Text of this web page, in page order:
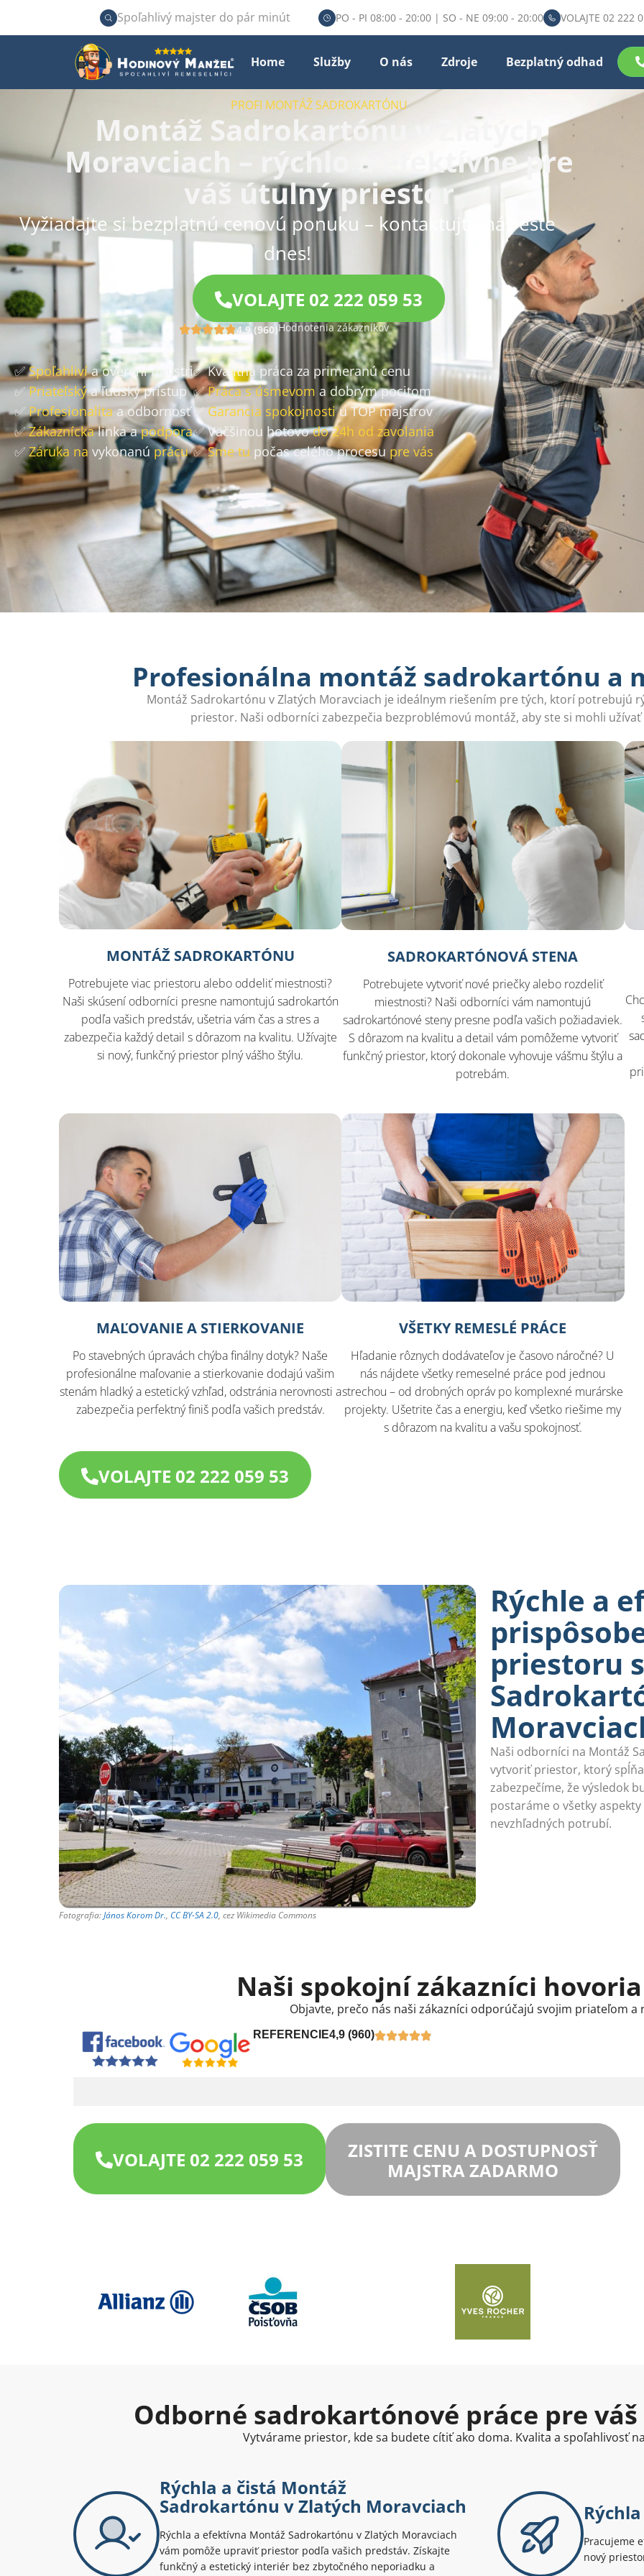
Spoľahlivý majster do pár minút PO - PI 08:00 - 20:00 | SO - NE 09:00 - 20:00 VOLAJTE 02 222
Home Služby O nás Zdroje Bezplatný odhad
PROFI MONTÁŽ SADROKARTÓNU
Montáž Sadrokartónu v Zlatých
Moravciach – rýchlo a efektívne pre
váš útulný priestor
Vyžiadajte si bezplatnú cenovú ponuku – kontaktujte nás ešte
dnes!
VOLAJTE 02 222 059 53
4.9 (960)Hodnotenia zákazníkov
✅Spoľahlivía overení majstri
✅Priateľskýa ľudský prístup
✅Profesionalita a odbornosť
✅Zákazníckalinka apodpora
✅Záruka na vykonanúprácu
✅ Kvalitná práca za primeranú cenu
✅Práca s úsmevom a dobrým pocitom
✅Garancia spokojnostiu TOP majstrov
✅ Väčšinou hotovodo 24h od zavolania
✅Sme tu počas celého procesu pre vás
Profesionálna montáž sadrokartónu a
Montáž Sadrokartónu v Zlatých Moravciach je ideálnym riešením pre tých, ktorí potrebujú
priestor. Naši odborníci zabezpečia bezproblémovú montáž, aby ste si mohli
MONTÁŽ SADROKARTÓNU
Potrebujete viac priestoru alebo oddeliť miestnosti?
Naši skúsení odborníci presne namontujú sadrokartón
podľa vašich predstáv, ušetria vám čas a stres a
zabezpečia každý detail s dôrazom na kvalitu. Užívajte
si nový, funkčný priestor plný vášho štýlu.
SADROKARTÓNOVÁ STENA
Potrebujete vytvoriť nové priečky alebo rozdeliť
miestnosti? Naši odborníci vám namontujú
sadrokartónové steny presne podľa vašich požiadaviek.
S dôrazom na kvalitu a detail vám pomôžeme vytvoriť
funkčný priestor, ktorý dokonale vyhovuje vášmu štýlu a
potrebám.
MAĽOVANIE A STIERKOVANIE
Po stavebných úpravách chýba finálny dotyk? Naše
profesionálne maľovanie a stierkovanie dodajú vašim
stenám hladký a estetický vzhľad, odstránia nerovnosti a
zabezpečia perfektný finiš podľa vašich predstáv.
VŠETKY REMESLÉ PRÁCE
Hľadanie rôznych dodávateľov je časovo náročné? U
nás nájdete všetky remeselné práce pod jednou
strechou – od drobných opráv po komplexné murárske
projekty. Ušetrite čas a energiu, keď všetko riešime my
s dôrazom na kvalitu a vašu spokojnosť.
VOLAJTE 02 222 059 53
Fotografia:János Korom Dr., CC BY-SA 2.0, cez Wikimedia Commons
Rýchle a
priestoru
Naši odborníci na Montáž
vytvoriť priestor, ktorý
zabezpečíme, že výsledok
postaráme o všetky
nevzhľadných potrubí.
Naši spokojní zákazníci
Objavte, prečo nás naši zákazníci odporúčajú svojim priateľom a
REFERENCIE4,9 (960)
VOLAJTE 02 222 059 53
ZISTITE CENU A DOSTUPNOSŤ
MAJSTRA ZADARMO
Odborné sadrokartónové práce pre
Vytvárame priestor, kde sa budete cítiť ako doma. Kvalita a spoľahlivosť
Rýchla a čistá Montáž
Sadrokartónu v Zlatých Moravciach
Rýchla a efektívna Montáž Sadrokartónu v Zlatých Moravciach
vám pomôže upraviť priestor podľa vašich predstáv. Získajte
funkčný a estetický interiér bez zbytočného neporiadku a
Pracujeme
nový